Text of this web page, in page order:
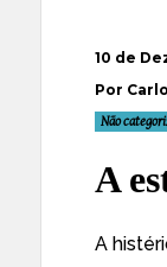
10 de
Por
Não
A
A